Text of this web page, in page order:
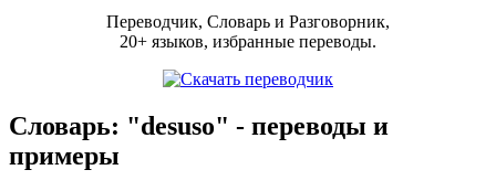
Переводчик, Словарь и Разговорник,
20+ языков, избранные переводы.
Словарь: "desuso" - переводы и
примеры